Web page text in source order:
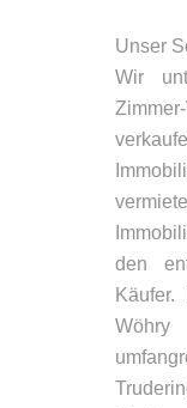
Unser
Wir
den
Wöhry